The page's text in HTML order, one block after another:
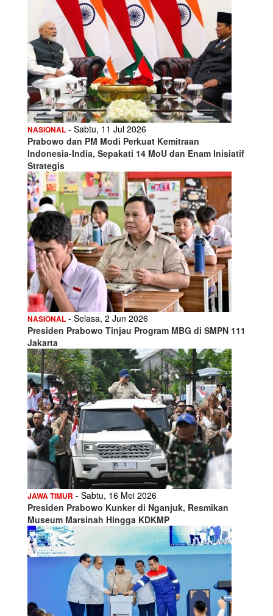
NASIONAL - Sabtu, 11 Jul 2026
Prabowo dan PM Modi Perkuat Kemitraan
Indonesia-India, Sepakati 14 MoU dan Enam Inisiatif
Strategis
NASIONAL - Selasa, 2 Jun 2026
Presiden Prabowo Tinjau Program MBG di SMPN 111
Jakarta
JAWA TIMUR - Sabtu, 16 Mei 2026
Presiden Prabowo Kunker di Nganjuk, Resmikan
Museum Marsinah Hingga KDKMP